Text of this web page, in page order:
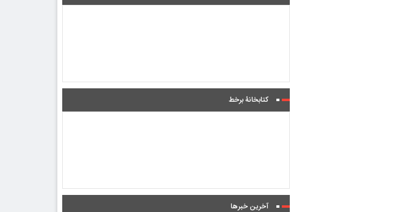
کتابخانۀ برخط
آخرین خبرها